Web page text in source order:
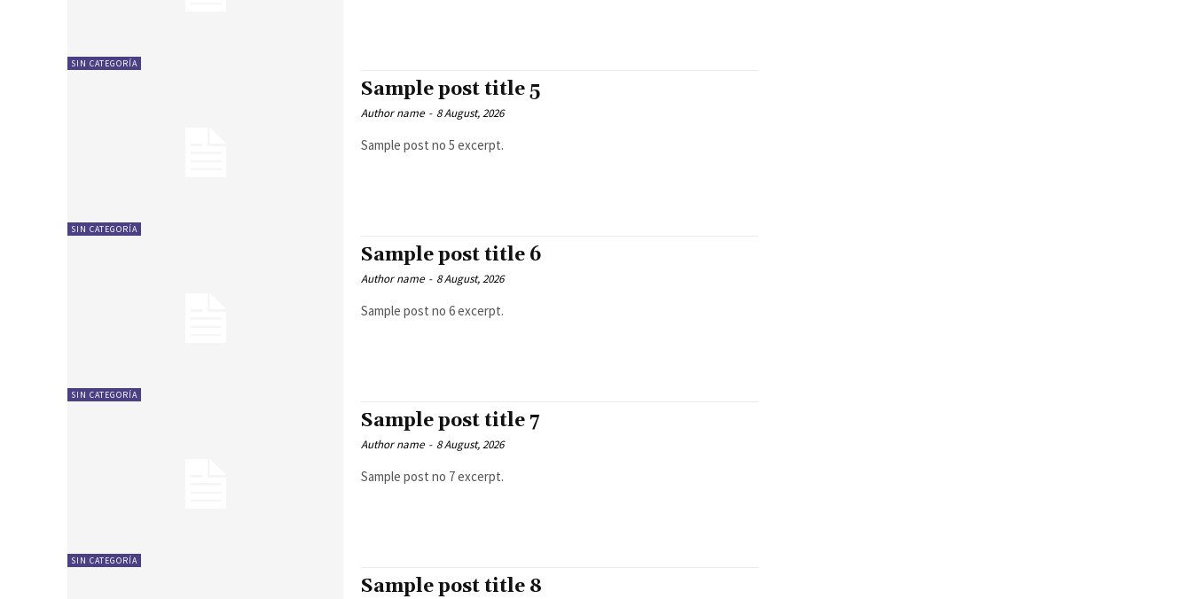
SIN CATEGORÍA
SIN CATEGORÍA
Sample post title 5
Author name - 8 August, 2026
Sample post no 5 excerpt.
SIN CATEGORÍA
Sample post title 6
Author name - 8 August, 2026
Sample post no 6 excerpt.
SIN CATEGORÍA
Sample post title 7
Author name - 8 August, 2026
Sample post no 7 excerpt.
Sample post title 8